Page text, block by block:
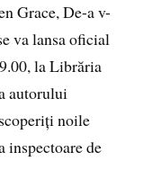
Grace, De-a v-
va lansa oficial
la Librăria
autorului
noile
inspectoare de